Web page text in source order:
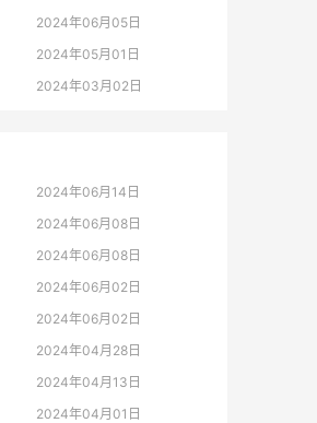
2024年06月05日
2024年05月01日
2024年03月02日
2024年06月14日
2024年06月08日
2024年06月08日
2024年06月02日
2024年06月02日
2024年04月28日
2024年04月13日
2024年04月01日